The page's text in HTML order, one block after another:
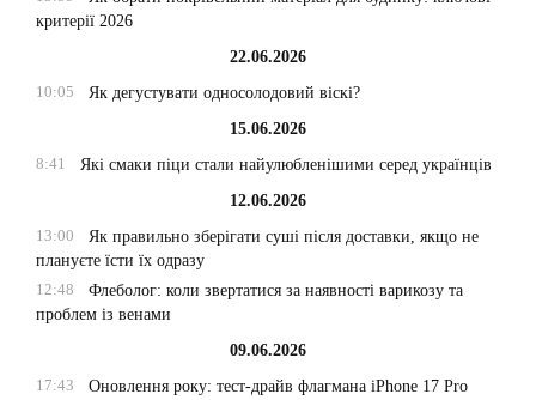
критерії 2026
22.06.2026
10:05
Як дегустувати односолодовий віскі?
15.06.2026
8:41
Які смаки піци стали найулюбленішими серед українців
12.06.2026
13:00
Як правильно зберігати суші після доставки, якщо не
плануєте їсти їх одразу
12:48
Флеболог: коли звертатися за наявності варикозу та
проблем із венами
09.06.2026
17:43
Оновлення року: тест-драйв флагмана iPhone 17 Pro